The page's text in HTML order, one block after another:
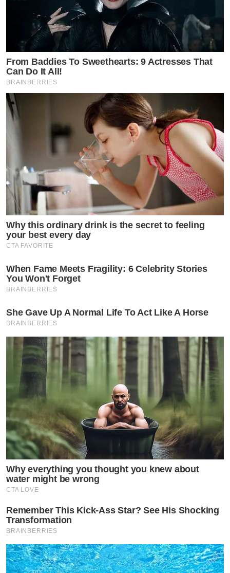
“HBD นะคะ
ฉัตรมงคล สมแก้ว
มีความสุขมากๆ คิดสิ่งใดก็ขอให้สมความปรารถนา
สุขภาพร่างกายแข็งแรง และ ตั้งใจทำงานนะคะ
#ลงรูปเก่าไปก่อนว่างๆค่อยถ่ายกันใหม่นะค้าบบบ”
แถมงานนี้นักร้องสาวยังเตือนชาวเน็ตที่จะเข้าไปคอมเมนต์
ดราม่า ใต้โพสต์นี้ว่า“ลบและบล็อกทุกคอมเมนท์ดราม่า
ขอบคุณค่ะ”
From Baddies To Sweethearts: 9 Actresses That
Can Do It All!
BRAINBERRIES
Why this ordinary drink is the secret to feeling
your best every day
CTA FAVORITE
When Fame Meets Fragility: 6 Celebrity Stories
You Won't Forget
BRAINBERRIES
She Gave Up A Normal Life To Act Like A Horse
BRAINBERRIES
Why everything you thought you knew about
water might be wrong
CTA LOVE
Remember This Kick-Ass Star? See His Shocking
Transformation
BRAINBERRIES